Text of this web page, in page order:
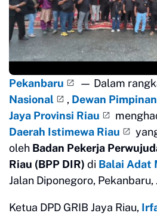
Pekanbaru — Dalam
Nasional
, Dewan
Jaya Provinsi Riau
Daerah Istimewa Riau
oleh Badan Pekerja
Riau (BPP DIR) di Balai Adat
Jalan Diponegoro,
Ketua DPD GRIB Jaya Riau,